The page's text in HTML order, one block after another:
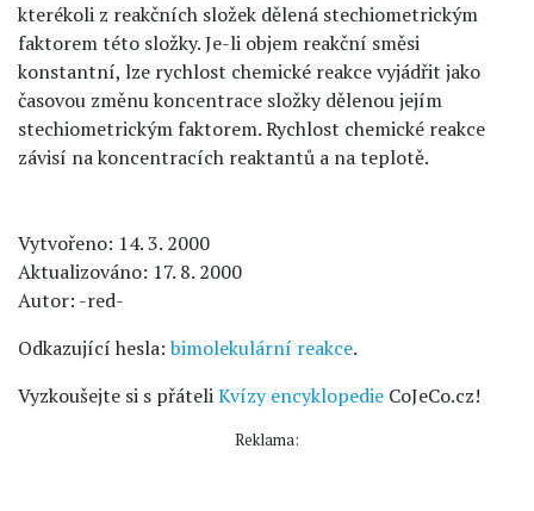
kterékoli z reakčních složek dělená stechiometrickým
faktorem této složky. Je-li objem reakční směsi
konstantní, lze rychlost chemické reakce vyjádřit jako
časovou změnu koncentrace složky dělenou jejím
stechiometrickým faktorem. Rychlost chemické reakce
závisí na koncentracích reaktantů a na teplotě.
Vytvořeno: 14. 3. 2000
Aktualizováno: 17. 8. 2000
Autor: -red-
Odkazující hesla: bimolekulární reakce.
Vyzkoušejte si s přáteliKvízy encyklopedie CoJeCo.cz!
Reklama: